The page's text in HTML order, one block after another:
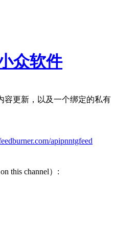
众软件
容更新，以及一个绑定的私有
apipnntgfeed
this channel）: